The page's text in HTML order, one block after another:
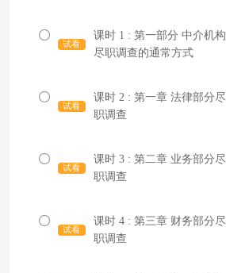
试看
课时 1 : 第一部分 中介机构
尽职调查的通常方式
试看
课时 2 : 第一章 法律部分尽
职调查
试看
课时 3 : 第二章 业务部分尽
职调查
试看
课时 4 : 第三章 财务部分尽
职调查